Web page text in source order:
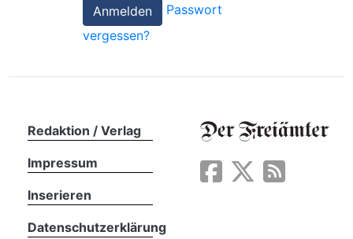
Paper
App
Passwort
vergessen?
Redaktion / Verlag
Impressum
Inserieren
Datenschutzerklärung